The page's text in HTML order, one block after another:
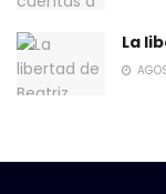
La